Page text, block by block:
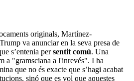
originals, Martínez-
va anunciar en la seva presa de
s’entenia persentit comú. Una
a "gramsciana a l'inrevés". I ha
que no és exacte que s’hagi acabat
sinó que es vol que aquestes